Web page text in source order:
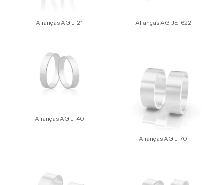
Alianças AG-J-21 Alianças AG-JE-622
Alianças AG-J-40
Alianças AG-J-70